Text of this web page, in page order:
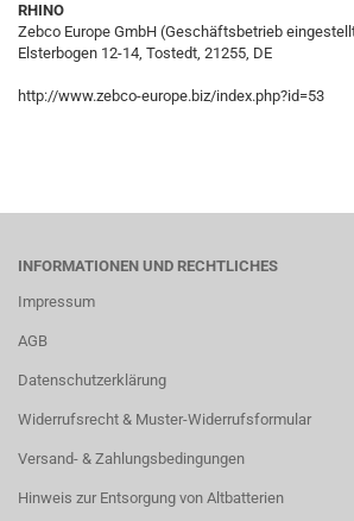
RHINO
Zebco Europe GmbH (Geschäftsbetrieb
Elsterbogen 12-14, Tostedt, 21255, DE
http://www.zebco-europe.biz/index.php?id=53
INFORMATIONEN UND RECHTLICHES
Impressum
AGB
Datenschutzerklärung
Widerrufsrecht & Muster-Widerrufsformular
Versand- & Zahlungsbedingungen
Hinweis zur Entsorgung von Altbatterien